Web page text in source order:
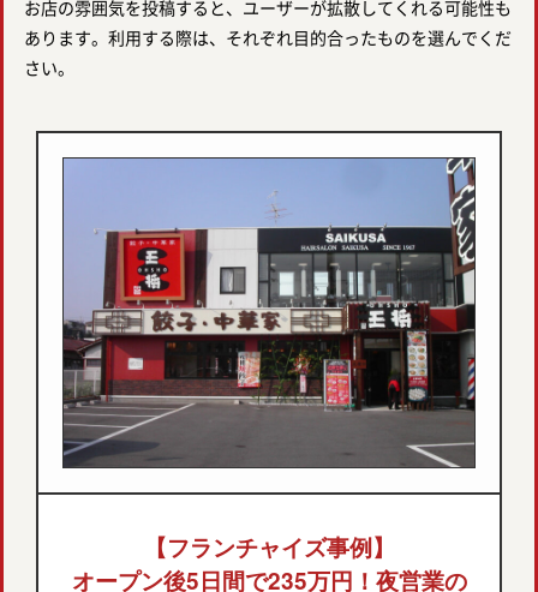
お店の雰囲気を投稿すると、ユーザーが拡散してくれる可能性も
あります。利用する際は、それぞれ目的合ったものを選んでくだ
さい。
【フランチャイズ事例】
オープン後5日間で235万円！夜営業の